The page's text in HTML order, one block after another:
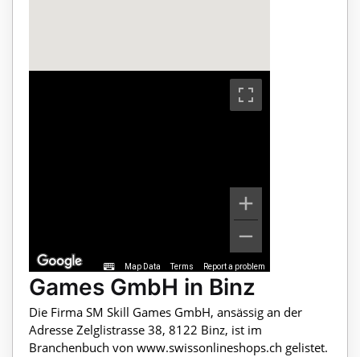
Map Data Terms Report a problem
Games GmbH in Binz
Die Firma SM Skill Games GmbH, ansässig an der
Adresse Zelglistrasse 38, 8122 Binz, ist im
Branchenbuch von www.swissonlineshops.ch gelistet.